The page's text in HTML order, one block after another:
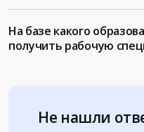
Не нашли
На базе какого
получить рабочую